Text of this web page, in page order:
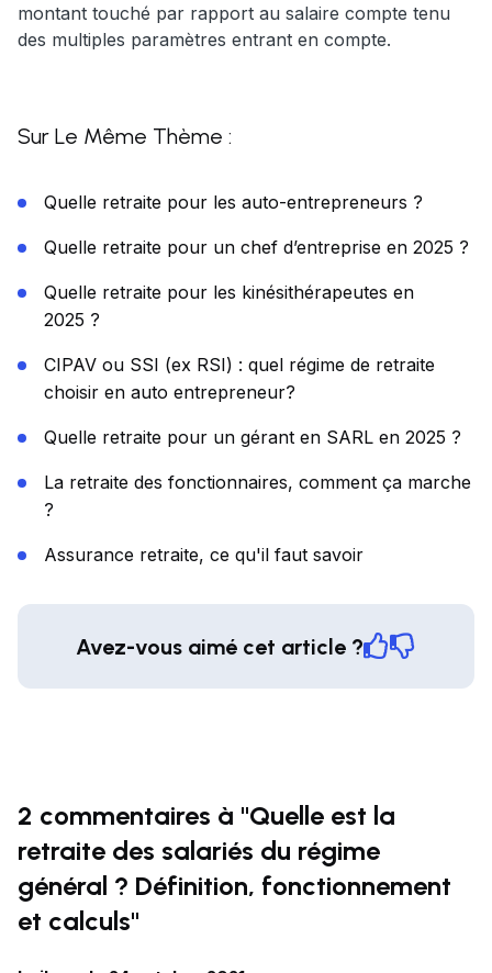
montant touché par rapport au salaire compte tenu
des multiples paramètres entrant en compte.
Sur Le Même Thème :
Quelle retraite pour les auto-entrepreneurs ?
Quelle retraite pour un chef d’entreprise en 2025 ?
Quelle retraite pour les kinésithérapeutes en
2025 ?
CIPAV ou SSI (ex RSI) : quel régime de retraite
choisir en auto entrepreneur?
Quelle retraite pour un gérant en SARL en 2025 ?
La retraite des fonctionnaires, comment ça marche
?
Assurance retraite, ce qu'il faut savoir
Avez-vous aimé cet article ?
2 commentaires à "Quelle est la
retraite des salariés du régime
général ? Définition, fonctionnement
et calculs"